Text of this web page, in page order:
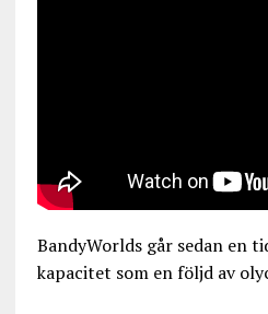
BandyWorlds går sedan en
kapacitet som en följd av